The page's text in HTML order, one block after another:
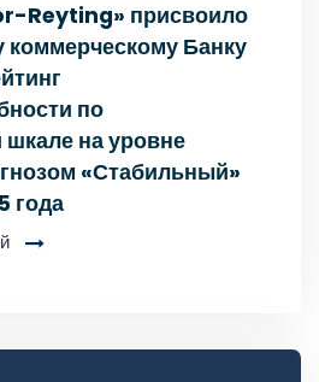
Reyting» присвоило
Банку
по
на уровне
«Стабильный»
года